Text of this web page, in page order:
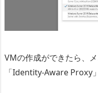
VMの作成ができたら、
「Identity-Aware Proxy